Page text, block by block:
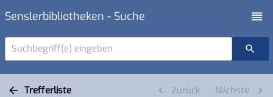
Senslerbibliotheken - Suche
Suchbegriff(e) eingeben
Trefferliste Zurück Nächste